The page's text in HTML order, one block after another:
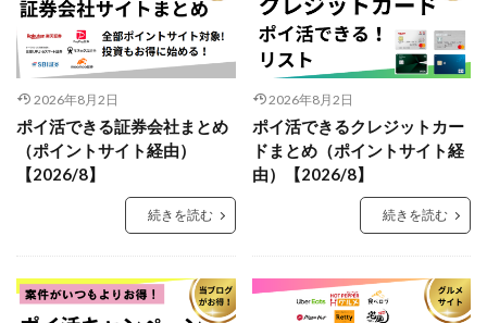
2026年8月2日
ポイ活できる証券会社まとめ
（ポイントサイト経由）
【2026/8】
続きを読む
2026年8月2日
ポイ活できるクレジットカー
ドまとめ（ポイントサイト経
由）【2026/8】
続きを読む